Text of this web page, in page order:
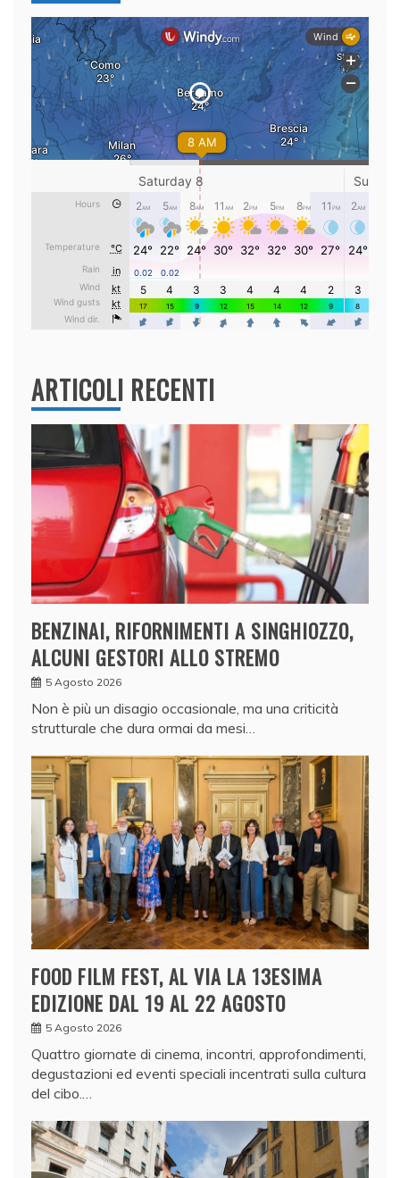
ARTICOLI RECENTI
BENZINAI, RIFORNIMENTI A SINGHIOZZO,
ALCUNI GESTORI ALLO STREMO
5 Agosto 2026
Non è più un disagio occasionale, ma una criticità
strutturale che dura ormai da mesi…
FOOD FILM FEST, AL VIA LA 13ESIMA
EDIZIONE DAL 19 AL 22 AGOSTO
5 Agosto 2026
Quattro giornate di cinema, incontri, approfondimenti,
degustazioni ed eventi speciali incentrati sulla cultura
del cibo.…